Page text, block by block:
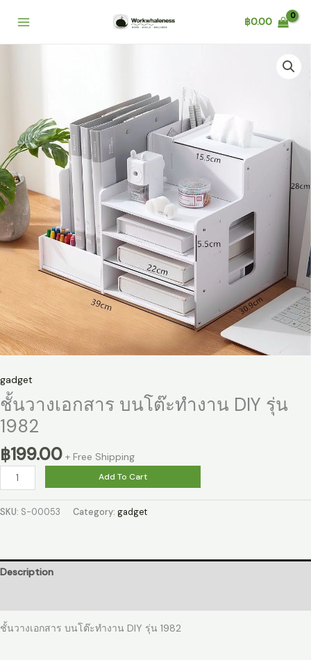
฿0.00
gadget
ชั้นวางเอกสาร บนโต๊ะทำงาน DIY รุ่น
1982
฿199.00 + Free Shipping
วาง
เอกสาร
DIY
Add To Cart
SKU: S-00053 Category: gadget
Description
ชั้นวางเอกสาร บนโต๊ะทำงาน DIY รุ่น 1982